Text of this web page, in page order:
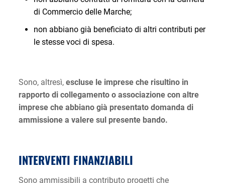
di Commercio delle Marche;
non abbiano già beneficiato di altri contributi per
le stesse voci di spesa.
Sono, altresì,escluse le imprese che risultino in
rapporto di collegamento o associazione con altre
imprese che abbiano già presentato domanda di
ammissione a valere sul presente bando.
INTERVENTI FINANZIABILI
Sono ammissibili a contributo progetti che